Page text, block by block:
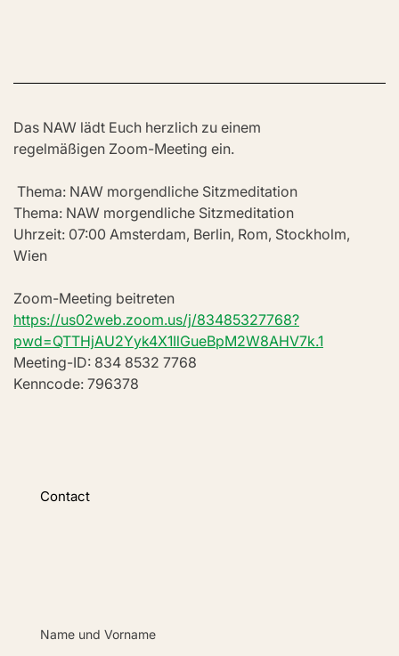
Das NAW lädt Euch herzlich zu einem
regelmäßigen Zoom-Meeting ein.
Thema: NAW morgendliche Sitzmeditation
Thema: NAW morgendliche Sitzmeditation
Uhrzeit: 07:00 Amsterdam, Berlin, Rom, Stockholm,
Wien
Zoom-Meeting beitreten
https://us02web.zoom.us/j/83485327768?
pwd=QTTHjAU2Yyk4X1IlGueBpM2W8AHV7k.1
Meeting-ID: 834 8532 7768
Kenncode: 796378
Contact
Name und Vorname